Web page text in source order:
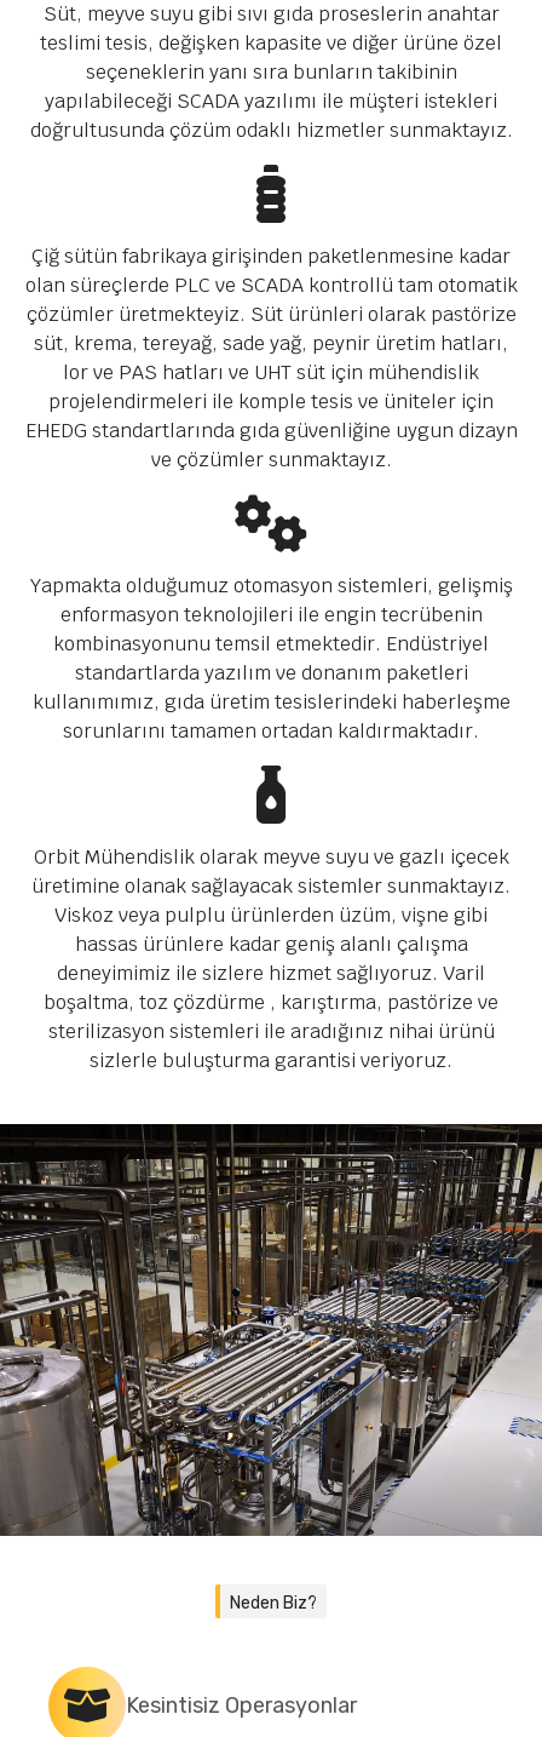
Süt, meyve suyu gibi sıvı gıda proseslerin anahtar
teslimi tesis, değişken kapasite ve diğer ürüne özel
seçeneklerin yanı sıra bunların takibinin
yapılabileceği SCADA yazılımı ile müşteri istekleri
doğrultusunda çözüm odaklı hizmetler sunmaktayız.
Çiğ sütün fabrikaya girişinden paketlenmesine kadar
olan süreçlerde PLC ve SCADA kontrollü tam otomatik
çözümler üretmekteyiz. Süt ürünleri olarak pastörize
süt, krema, tereyağ, sade yağ, peynir üretim hatları,
lor ve PAS hatları ve UHT süt için mühendislik
projelendirmeleri ile komple tesis ve üniteler için
EHEDG standartlarında gıda güvenliğine uygun dizayn
ve çözümler sunmaktayız.
Yapmakta olduğumuz otomasyon sistemleri, gelişmiş
enformasyon teknolojileri ile engin tecrübenin
kombinasyonunu temsil etmektedir. Endüstriyel
standartlarda yazılım ve donanım paketleri
kullanımımız, gıda üretim tesislerindeki haberleşme
sorunlarını tamamen ortadan kaldırmaktadır.
Orbit Mühendislik olarak meyve suyu ve gazlı içecek
üretimine olanak sağlayacak sistemler sunmaktayız.
Viskoz veya pulplu ürünlerden üzüm, vişne gibi
hassas ürünlere kadar geniş alanlı çalışma
deneyimimiz ile sizlere hizmet sağlıyoruz. Varil
boşaltma, toz çözdürme , karıştırma, pastörize ve
sterilizasyon sistemleri ile aradığınız nihai ürünü
sizlerle buluşturma garantisi veriyoruz.
Neden Biz?
Kesintisiz Operasyonlar